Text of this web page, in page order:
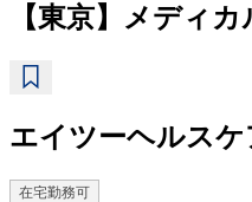
【東京】メディ
エイツーヘルスケ
在宅勤務可